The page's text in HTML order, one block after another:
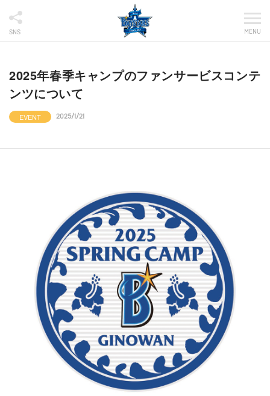
SNS MENU
2025年春季キャンプのファンサービスコンテ
ンツについて
EVENT 2025/1/21